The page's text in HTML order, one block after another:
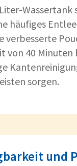
Wassertank
häufiges
verbesserte
von 40 Minuten
sorgen.
und